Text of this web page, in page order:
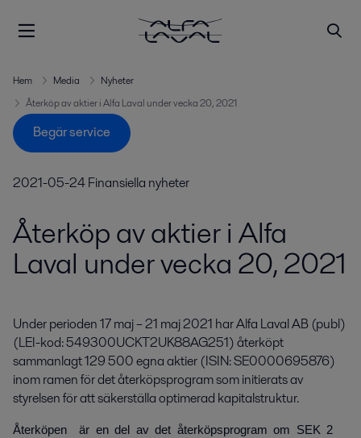
Hem Media
Nyheter
Återköp av aktier i Alfa Laval under vecka 20, 2021
Begär service
2021-05-24Finansiella nyheter
Återköp av aktier i Alfa
Laval under vecka 20, 2021
Under perioden 17 maj – 21 maj 2021 har Alfa Laval AB (publ)
(LEI-kod: 549300UCKT2UK88AG251) återköpt
sammanlagt 129 500 egna aktier (ISIN: SE0000695876)
inom ramen för det återköpsprogram som initierats av
styrelsen för att säkerställa optimerad kapitalstruktur.
Återköpen är en del av det återköpsprogram om SEK 2